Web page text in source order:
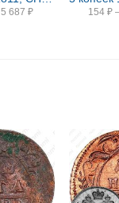
5 687 ₽ 154 ₽